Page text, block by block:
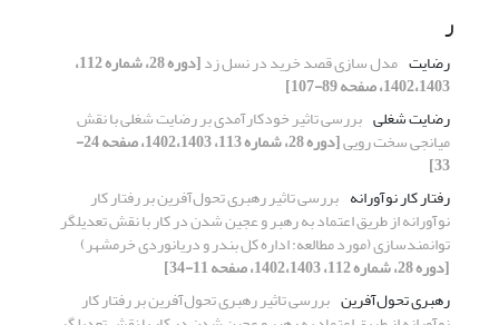
ر
رضایت مدل سازی قصد خرید در نسل زد [دوره 28، شماره 112،
1402،1403، صفحه 89-107]
رضایت شغلی بررسی تاثیر خودکارآمدی بر رضایت شغلی با نقش
میانجی سخت رویی [دوره 28، شماره 113، 1402،1403، صفحه 24-
33]
رفتار کار نوآورانه بررسی تاثیر رهبری تحول‌آفرین بر رفتار کار
نوآورانه از طریق اعتماد به رهبر و عجین شدن در کار با نقش تعدیلگر
توانمندسازی (مورد مطالعه: اداره کل بندر و دریانوردی خرمشهر)
[دوره 28، شماره 112، 1402،1403، صفحه 11-34]
رهبری تحول‌آفرین بررسی تاثیر رهبری تحول‌آفرین بر رفتار کار